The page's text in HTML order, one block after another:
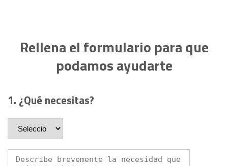
Rellena el formulario para que
podamos ayudarte
1. ¿Qué necesitas?